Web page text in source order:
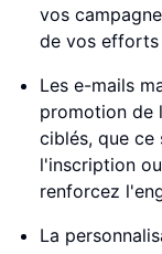
vos
de vos efforts
Les e-mails
promotion de
ciblés, que ce
l'inscription
renforcez
La